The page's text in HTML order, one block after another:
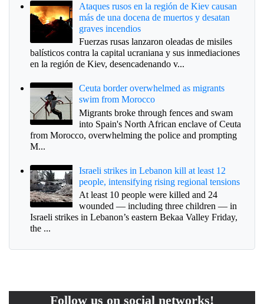
Ataques rusos en la región de Kiev causan
más de una docena de muertos y desatan
graves incendios
Fuerzas rusas lanzaron oleadas de misiles
balísticos contra la capital ucraniana y sus inmediaciones
en la región de Kiev, desencadenando v...
Ceuta border overwhelmed as migrants
swim from Morocco
Migrants broke through fences and swam
into Spain's North African enclave of Ceuta
from Morocco, overwhelming the police and prompting
M...
Israeli strikes in Lebanon kill at least 12
people, intensifying rising regional tensions
At least 10 people were killed and 24
wounded — including three children — in
Israeli strikes in Lebanon’s eastern Bekaa Valley Friday,
the ...
Follow us on social networks!